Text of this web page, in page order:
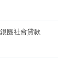
團社會貸款